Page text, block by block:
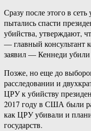
Сразу после этого в
пытались спасти
убийства, утверждают,
— главный консультант
заявил — Кеннеди
Позже, но еще до
расследовании и
ЦРУ к убийству
2017 году в США были
как ЦРУ убивали и
государств.